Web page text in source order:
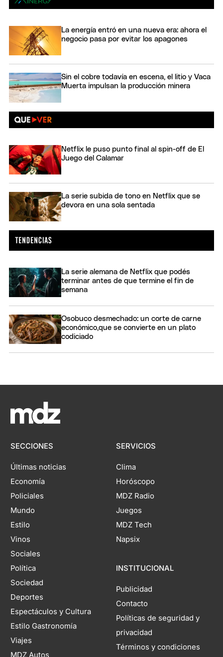
La energía entró en una nueva era: ahora el
negocio pasa por evitar los apagones
Sin el cobre todavía en escena, el litio y Vaca
Muerta impulsan la producción minera
Netflix le puso punto final al spin-off de El
Juego del Calamar
La serie subida de tono en Netflix que se
devora en una sola sentada
La serie alemana de Netflix que podés
terminar antes de que termine el fin de
semana
Osobuco desmechado: un corte de carne
económico,que se convierte en un plato
codiciado
SECCIONES
Últimas noticias
Economía
Policiales
Mundo
Estilo
Vinos
Sociales
Política
Sociedad
Deportes
Espectáculos y Cultura
Estilo Gastronomía
Viajes
MDZ Autos
SERVICIOS
Clima
Horóscopo
MDZ Radio
Juegos
MDZ Tech
Napsix
INSTITUCIONAL
Publicidad
Contacto
Políticas de seguridad y
privacidad
Términos y condiciones